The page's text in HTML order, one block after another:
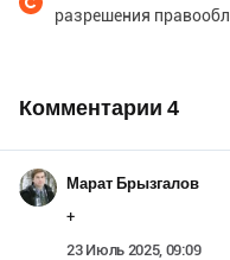
разрешения
Комментарии 4
Марат Брызгалов
+
23 Июль 2025, 09:09